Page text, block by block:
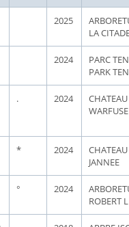
2025
LA
2024
PARC
PARK
. 2024
* 2024
JANNEE
° 2024
ROBERT